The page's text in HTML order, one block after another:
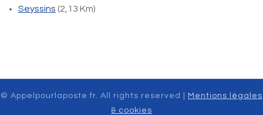
Seyssins (2,13 Km)
© Appelpourlaposte.fr. All rights reserved |
Mentions légales
& cookies